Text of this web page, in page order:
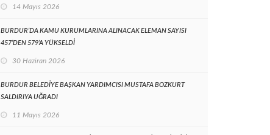
14 Mayıs 2026
BURDUR’DA KAMU KURUMLARINA ALINACAK ELEMAN SAYISI
457’DEN 579’A YÜKSELDİ
30 Haziran 2026
BURDUR BELEDİYE BAŞKAN YARDIMCISI MUSTAFA BOZKURT
SALDIRIYA UĞRADI
11 Mayıs 2026